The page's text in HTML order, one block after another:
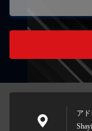
ア